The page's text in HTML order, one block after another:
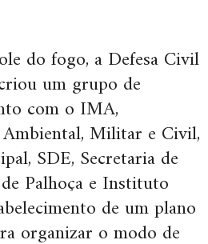
do fogo, a Defesa Civil
um grupo de
com o IMA,
Militar e Civil,
SDE, Secretaria de
Palhoça e Instituto
de um plano
organizar o modo de